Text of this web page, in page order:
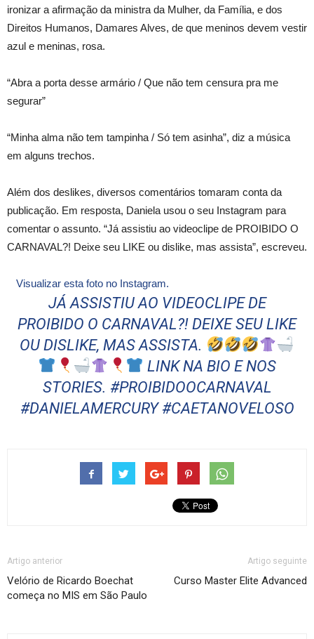
ironizar a afirmação da ministra da Mulher, da Família, e dos
Direitos Humanos, Damares Alves, de que meninos devem vestir
azul e meninas, rosa.
“Abra a porta desse armário / Que não tem censura pra me
segurar”
“Minha alma não tem tampinha / Só tem asinha”, diz a música
em alguns trechos.
Além dos deslikes, diversos comentários tomaram conta da
publicação. Em resposta, Daniela usou o seu Instagram para
comentar o assunto. “Já assistiu ao videoclipe de PROIBIDO O
CARNAVAL?! Deixe seu LIKE ou dislike, mas assista”, escreveu.
Visualizar esta foto no Instagram.
JÁ ASSISTIU AO VIDEOCLIPE DE
PROIBIDO O CARNAVAL?! DEIXE SEU LIKE
OU DISLIKE, MAS ASSISTA.
LINK NA BIO E NOS
STORIES. #PROIBIDOOCARNAVAL
#DANIELAMERCURY #CAETANOVELOSO
Artigo anterior
Velório de Ricardo Boechat
começa no MIS em São Paulo
Artigo seguinte
Curso Master Elite Advanced